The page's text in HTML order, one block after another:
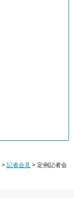
> 記者会見 > 定例記者会